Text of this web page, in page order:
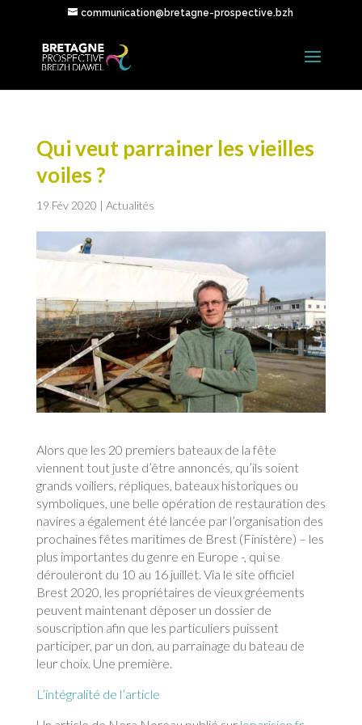
communication@bretagne-prospective.bzh
Qui veut parrainer les vieilles
voiles ?
19 Fév 2020 | Actualités
Alors que les 20 premiers bateaux de la fête
viennent tout juste d’être annoncés, qu’ils soient
grands voiliers, répliques, bateaux historiques ou
symboliques, une belle opération de restauration des
navires a également été lancée par l’organisation des
prochaines fêtes maritimes de Brest (Finistère) – les
plus importantes du genre en Europe -, qui se
dérouleront du 10 au 16 juillet. Via le site officiel
Brest 2020, les propriétaires de vieux gréements
peuvent maintenant déposer un dossier de
souscription afin que les particuliers puissent
participer, par un don, au parrainage du bateau de
leur choix. Une première.
L’intégralité de l’article